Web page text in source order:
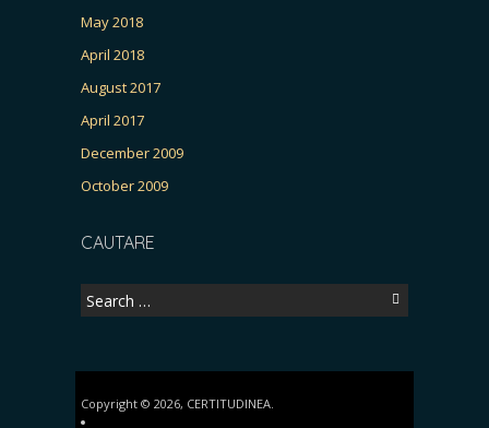
May 2018
April 2018
August 2017
April 2017
December 2009
October 2009
CAUTARE
Search
for:
Copyright © 2026, CERTITUDINEA.